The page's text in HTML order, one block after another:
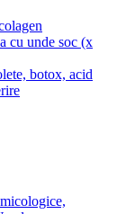
cu unde soc (x
botox, acid